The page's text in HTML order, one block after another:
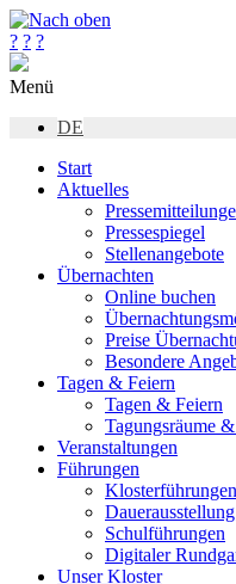
? ? ?
Menü
DE
Start
Aktuelles
Pressespiegel
Stellenangebote
Übernachten
Online buchen
Preise
Besondere
Tagen & Feiern
Tagen & Feiern
Tagungsräume
Veranstaltungen
Führungen
Klosterführungen
Schulführungen
Digitaler
Unser Kloster